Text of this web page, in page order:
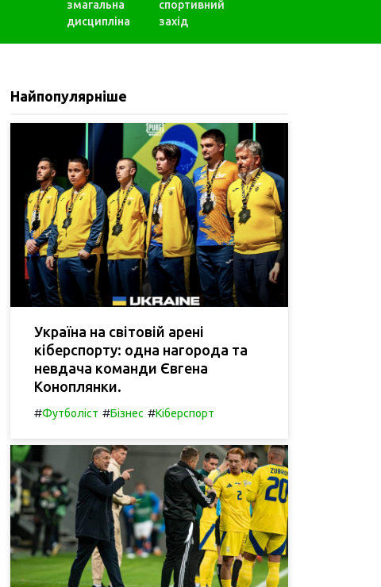
змагальна
дисципліна
спортивний
захід
Найпопулярніше
Україна на світовій арені
кіберспорту: одна нагорода та
невдача команди Євгена
Коноплянки.
#Футболіст #Бізнес #Кіберспорт